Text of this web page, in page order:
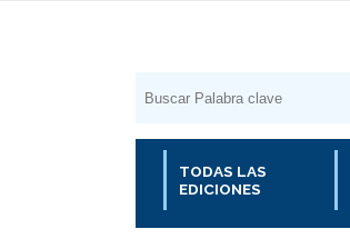
TODAS LAS
EDICIONES